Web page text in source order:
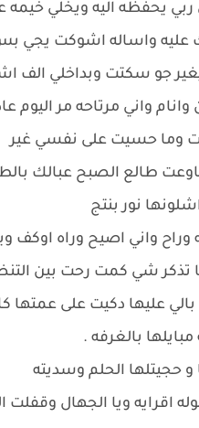
يحفظه اليه ويخلي خيمه
عليه واساله اشوكت
جو سكتت وبداخلي الف
واني مرتاحه مر اليوم
وما حسيت على نفسي غير
طالع الصبح عبالك
نور بنتج
وراح واني اصيح وراه اوكف
شي كمت رحت بين
عليها دكيت على عمتها
بالغرفه .
حجيتلها الحلم وسديته
اقرايه ويا الجهال وقفلت